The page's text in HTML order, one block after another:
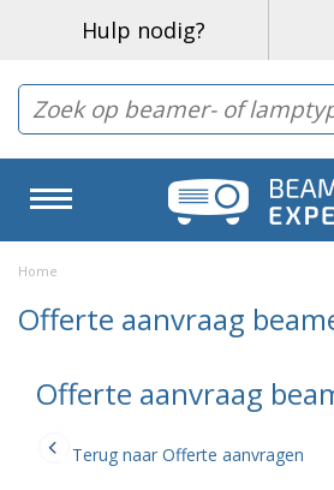
Hulp nodig?
Home
Offerte aanvraag
Offerte aanvraag
Terug naar Offerte aanvragen